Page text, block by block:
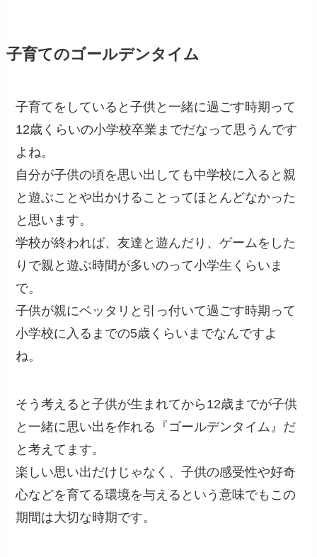
子育てのゴールデンタイム
子育てをしていると子供と一緒に過ごす時期って
12歳くらいの小学校卒業までだなって思うんです
よね。
自分が子供の頃を思い出しても中学校に入ると親
と遊ぶことや出かけることってほとんどなかった
と思います。
学校が終われば、友達と遊んだり、ゲームをした
りで親と遊ぶ時間が多いのって小学生くらいま
で。
子供が親にベッタリと引っ付いて過ごす時期って
小学校に入るまでの5歳くらいまでなんですよ
ね。
そう考えると子供が生まれてから12歳までが子供
と一緒に思い出を作れる『ゴールデンタイム』だ
と考えてます。
楽しい思い出だけじゃなく、子供の感受性や好奇
心などを育てる環境を与えるという意味でもこの
期間は大切な時期です。